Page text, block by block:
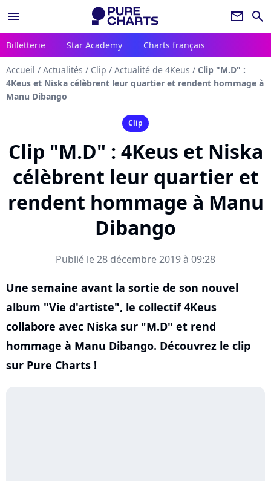
menu newsletter search
Billetterie Star Academy Charts français
Accueil / Actualités / Clip / Actualité de 4Keus / Clip "M.D" :
4Keus et Niska célèbrent leur quartier et rendent hommage à
Manu Dibango
Clip
Clip "M.D" : 4Keus et Niska
célèbrent leur quartier et
rendent hommage à Manu
Dibango
Publié le 28 décembre 2019 à 09:28
Une semaine avant la sortie de son nouvel
album "Vie d'artiste", le collectif 4Keus
collabore avec Niska sur "M.D" et rend
hommage à Manu Dibango. Découvrez le clip
sur Pure Charts !